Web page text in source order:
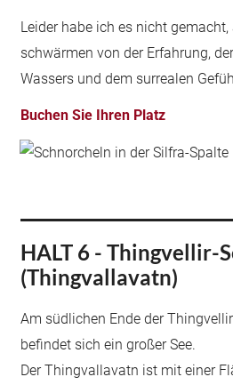
Leider habe ich es nicht gemacht,
schwärmen von der Erfahrung,
Wassers und dem surrealen
Buchen Sie Ihren Platz
HALT 6 - Thingvellir-
(Thingvallavatn)
Am südlichen Ende der
befindet sich ein großer See.
Der Thingvallavatn ist mit einer